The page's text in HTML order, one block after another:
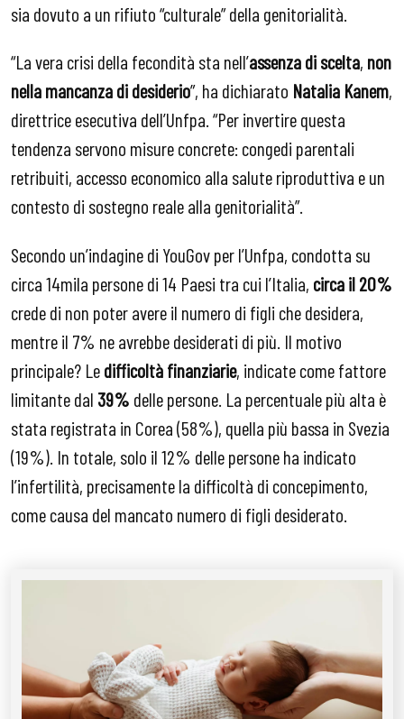
sia dovuto a un rifiuto “culturale” della genitorialità.
“La vera crisi della fecondità sta nell’assenza di scelta, non
nella mancanza di desiderio”, ha dichiarato Natalia Kanem,
direttrice esecutiva dell’Unfpa. “Per invertire questa
tendenza servono misure concrete: congedi parentali
retribuiti, accesso economico alla salute riproduttiva e un
contesto di sostegno reale alla genitorialità”.
Secondo un’indagine di YouGov per l’Unfpa, condotta su
circa 14mila persone di 14 Paesi tra cui l’Italia, circa il 20%
crede di non poter avere il numero di figli che desidera,
mentre il 7% ne avrebbe desiderati di più. Il motivo
principale? Ledifficoltà finanziarie, indicate come fattore
limitante dal 39% delle persone. La percentuale più alta è
stata registrata in Corea (58%), quella più bassa in Svezia
(19%). In totale, solo il 12% delle persone ha indicato
l’infertilità, precisamente la difficoltà di concepimento,
come causa del mancato numero di figli desiderato.